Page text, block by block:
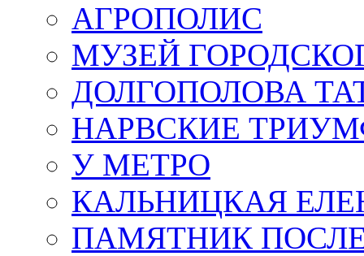
АГРОПОЛИС
МУЗЕЙ
ДОЛГОПОЛОВА
НАРВСКИЕ
У МЕТРО
КАЛЬНИЦКАЯ
ПАМЯТНИК